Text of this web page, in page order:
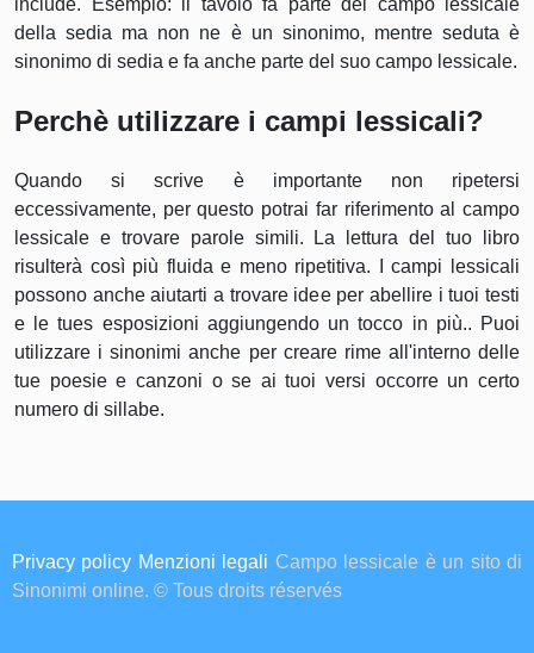
include. Esempio: il tavolo fa parte del campo lessicale
della sedia ma non ne è un sinonimo, mentre seduta è
sinonimo di sedia e fa anche parte del suo campo lessicale.
Perchè utilizzare i campi lessicali?
Quando si scrive è importante non ripetersi
eccessivamente, per questo potrai far riferimento al campo
lessicale e trovare parole simili. La lettura del tuo libro
risulterà così più fluida e meno ripetitiva. I campi lessicali
possono anche aiutarti a trovare idee per abellire i tuoi testi
e le tues esposizioni aggiungendo un tocco in più.. Puoi
utilizzare i sinonimi anche per creare rime all'interno delle
tue poesie e canzoni o se ai tuoi versi occorre un certo
numero di sillabe.
Privacy policy Menzioni legali Campo lessicale è un sito di
Sinonimi online. © Tous droits réservés